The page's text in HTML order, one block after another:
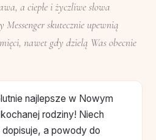
a ciepłe i życzliwe słowa
Messenger skutecznie upewnią
nawet gdy dzielą Was obecnie
najlepsze w Nowym
rodziny! Niech
a powody do